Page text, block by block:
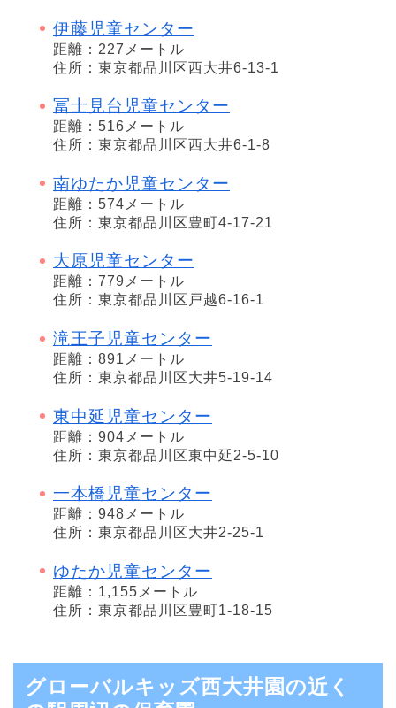
伊藤児童センター
距離：227メートル
住所：東京都品川区西大井6-13-1
冨士見台児童センター
距離：516メートル
住所：東京都品川区西大井6-1-8
南ゆたか児童センター
距離：574メートル
住所：東京都品川区豊町4-17-21
大原児童センター
距離：779メートル
住所：東京都品川区戸越6-16-1
滝王子児童センター
距離：891メートル
住所：東京都品川区大井5-19-14
東中延児童センター
距離：904メートル
住所：東京都品川区東中延2-5-10
一本橋児童センター
距離：948メートル
住所：東京都品川区大井2-25-1
ゆたか児童センター
距離：1,155メートル
住所：東京都品川区豊町1-18-15
グローバルキッズ西大井園の近く